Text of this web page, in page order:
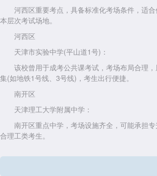
河西区重要考点，具备标准化考场条件，适合
本层次考试场地。
河西区
天津市实验中学(平山道1号)：
该校曾用于成考公共课考试，考场布局合理，
集(如地铁1号线、3号线)，考生出行便捷。
南开区
天津理工大学附属中学：
南开区重点中学，考场设施齐全，可能承担专
合理工类考生。